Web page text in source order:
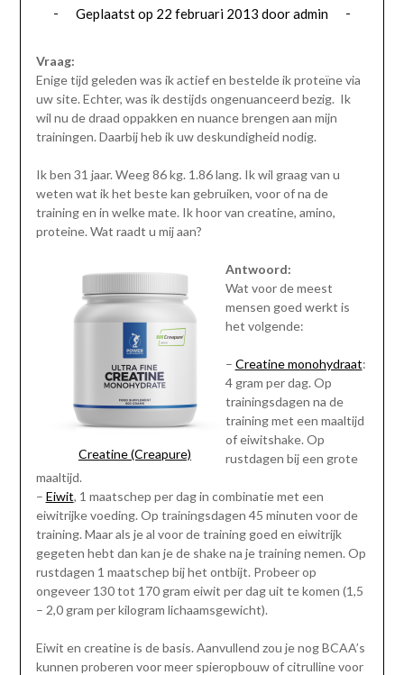
Geplaatst op 22 februari 2013 dooradmin
Vraag:
Enige tijd geleden was ik actief en bestelde ik proteïne via
uw site. Echter, was ik destijds ongenuanceerd bezig. Ik
wil nu de draad oppakken en nuance brengen aan mijn
trainingen. Daarbij heb ik uw deskundigheid nodig.
Ik ben 31 jaar. Weeg 86 kg. 1.86 lang. Ik wil graag van u
weten wat ik het beste kan gebruiken, voor of na de
training en in welke mate. Ik hoor van creatine, amino,
proteine. Wat raadt u mij aan?
Creatine (Creapure)
Antwoord:
Wat voor de meest
mensen goed werkt is
het volgende:
– Creatine monohydraat:
4 gram per dag. Op
trainingsdagen na de
training met een maaltijd
of eiwitshake. Op
rustdagen bij een grote
maaltijd.
– Eiwit, 1 maatschep per dag in combinatie met een
eiwitrijke voeding. Op trainingsdagen 45 minuten voor de
training. Maar als je al voor de training goed en eiwitrijk
gegeten hebt dan kan je de shake na je training nemen. Op
rustdagen 1 maatschep bij het ontbijt. Probeer op
ongeveer 130 tot 170 gram eiwit per dag uit te komen (1,5
– 2,0 gram per kilogram lichaamsgewicht).
Eiwit en creatine is de basis. Aanvullend zou je nog BCAA’s
kunnen proberen voor meer spieropbouw of citrulline voor